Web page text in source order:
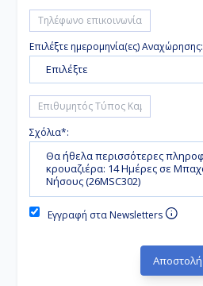
Επιλέξτε ημερομηνία(ες) Αναχώρησης:
Επιλέξτε
Σχόλια*:
Εγγραφή στα Newsletters